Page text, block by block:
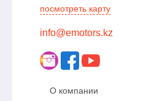
посмотреть карту
info@emotors.kz
О компании